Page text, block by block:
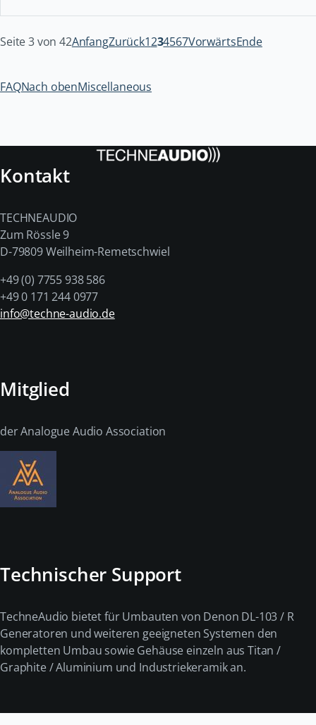
Seite 3 von 42AnfangZurück1234567VorwärtsEnde
FAQNach obenMiscellaneous
Kontakt
TECHNEAUDIO
Zum Rössle 9
D-79809 Weilheim-Remetschwiel
+49 (0) 7755 938 586
+49 0 171 244 0977
info@techne-audio.de
Mitglied
der Analogue Audio Association
Technischer Support
TechneAudio bietet für Umbauten von Denon DL-103 / R
Generatoren und weiteren geeigneten Systemen den
kompletten Umbau sowie Gehäuse einzeln aus Titan /
Graphite / Aluminium und Industriekeramik an.